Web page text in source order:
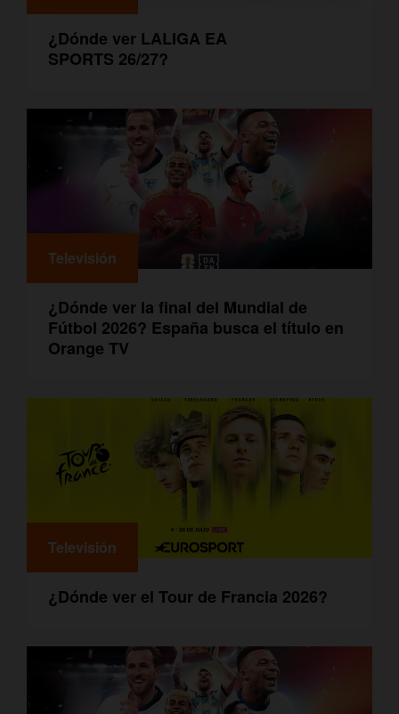
¿Dónde ver LALIGA EA
SPORTS 26/27?
Televisión
¿Dónde ver la final del Mundial de
Fútbol 2026? España busca el título en
Orange TV
Televisión
¿Dónde ver el Tour de Francia 2026?